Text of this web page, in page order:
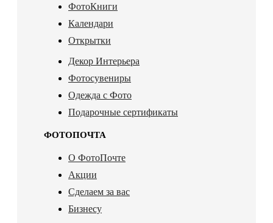
ФотоКниги
Календари
Открытки
Декор Интерьера
Фотосувениры
Одежда с Фото
Подарочные сертификаты
ФОТОПОЧТА
О ФотоПочте
Акции
Сделаем за вас
Бизнесу